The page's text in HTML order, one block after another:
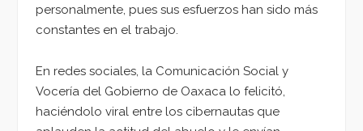
personalmente, pues sus esfuerzos han sido más
constantes en el trabajo.
En redes sociales, la Comunicación Social y
Vocería del Gobierno de Oaxaca lo felicitó,
haciéndolo viral entre los cibernautas que